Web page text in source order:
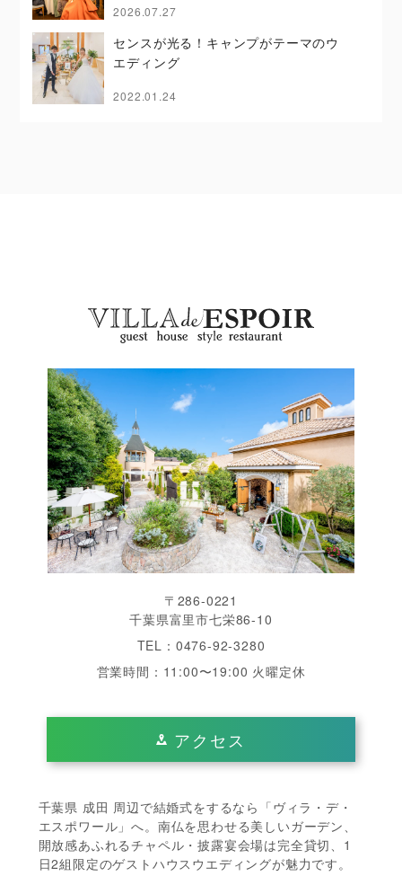
2026.07.27
センスが光る！キャンプがテーマのウ
エディング
2022.01.24
〒286-0221
千葉県富里市七栄86-10
TEL：0476-92-3280
営業時間：11:00〜19:00 火曜定休
アクセス
千葉県 成田 周辺で結婚式をするなら「ヴィラ・デ・
エスポワール」へ。南仏を思わせる美しいガーデン、
開放感あふれるチャペル・披露宴会場は完全貸切、1
日2組限定のゲストハウスウエディングが魅力です。